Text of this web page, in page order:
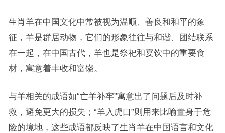
生肖羊在中国文化中常被视为温顺、善良和和平的象
征，羊是群居动物，它们的形象往往与和谐、团结联系
在一起，在中国古代，羊也是祭祀和宴饮中的重要食
材，寓意着丰收和富饶。
与羊相关的成语如“亡羊补牢”寓意出了问题后及时补
救，避免更大的损失；“羊入虎口”则用来比喻置身于危
险的境地，这些成语都反映了生肖羊在中国语言和文化